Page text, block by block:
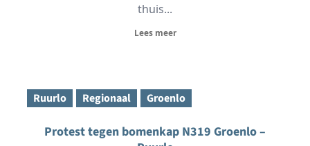
thuis...
Lees meer
Ruurlo Regionaal Groenlo
Protest tegen bomenkap N319 Groenlo –